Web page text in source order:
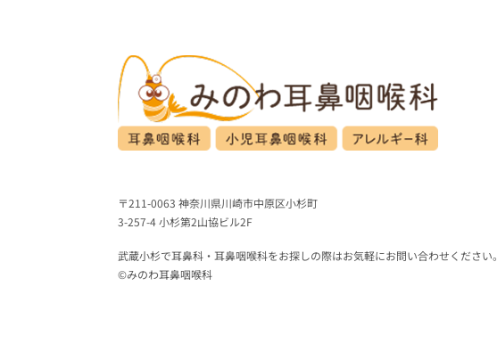
〒211-0063 神奈川県川崎市中原区小杉町
3-257-4 小杉第2山協ビル2F
武蔵小杉で耳鼻科・耳鼻咽喉科をお探しの際はお気軽にお問い合わせください。
©みのわ耳鼻咽喉科